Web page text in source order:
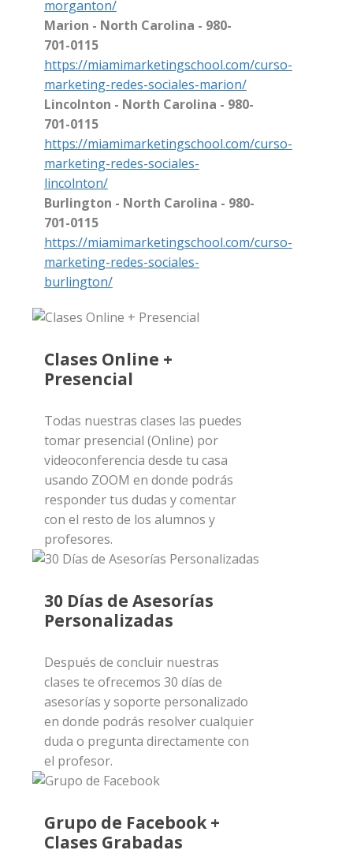
morganton/
Marion - North Carolina - 980-
701-0115
https://miamimarketingschool.com/curso-
marketing-redes-sociales-marion/
Lincolnton - North Carolina - 980-
701-0115
https://miamimarketingschool.com/curso-
marketing-redes-sociales-
lincolnton/
Burlington - North Carolina - 980-
701-0115
https://miamimarketingschool.com/curso-
marketing-redes-sociales-
burlington/
Clases Online +
Presencial
Todas nuestras clases las puedes
tomar presencial (Online) por
videoconferencia desde tu casa
usando ZOOM en donde podrás
responder tus dudas y comentar
con el resto de los alumnos y
profesores.
30 Días de Asesorías
Personalizadas
Después de concluir nuestras
clases te ofrecemos 30 días de
asesorías y soporte personalizado
en donde podrás resolver cualquier
duda o pregunta directamente con
el profesor.
Grupo de Facebook +
Clases Grabadas